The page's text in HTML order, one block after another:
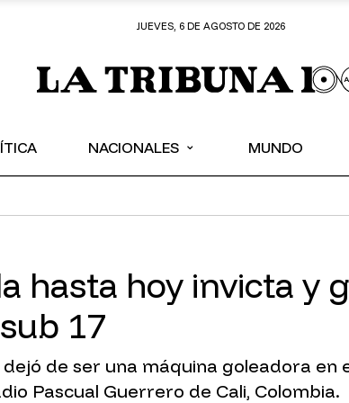
JUEVES, 6 DE AGOSTO DE 2026
NACIONALES ⌄ MUNDO
hasta hoy invicta y
17
de ser una máquina goleadora
Pascual Guerrero de Cali, Colombia.